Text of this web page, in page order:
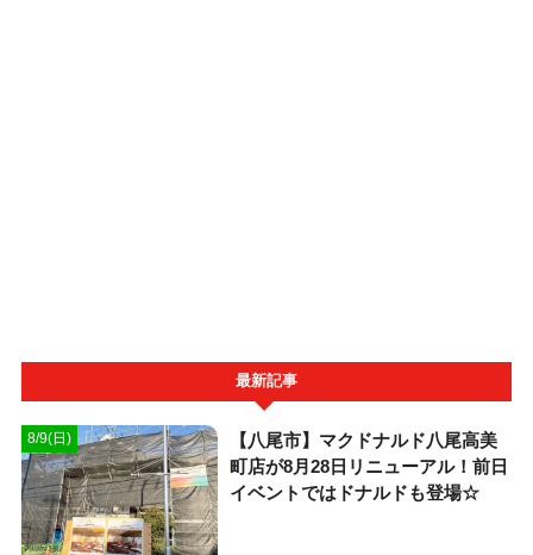
最新記事
8/9(日)
【八尾市】マクドナルド八尾高美
町店が8月28日リニューアル！前日
イベントではドナルドも登場☆